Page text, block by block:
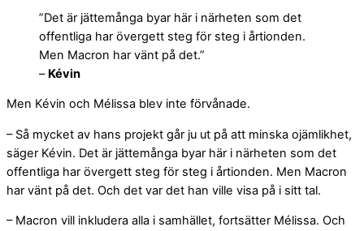
”Det är jättemånga byar här i närheten som det
offentliga har övergett steg för steg i årtionden.
Men Macron har vänt på det.”
– Kévin
Men Kévin och Mélissa blev inte förvånade.
– Så mycket av hans projekt går ju ut på att minska ojämlikhet,
säger Kévin. Det är jättemånga byar här i närheten som det
offentliga har övergett steg för steg i årtionden. Men Macron
har vänt på det. Och det var det han ville visa på i sitt tal.
– Macron vill inkludera alla i samhället, fortsätter Mélissa. Och